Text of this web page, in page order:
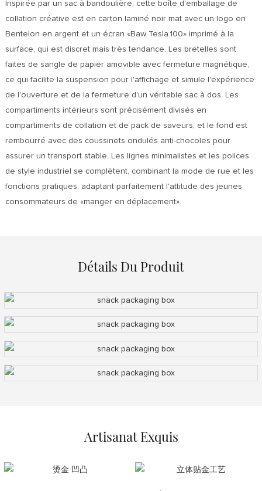
Inspirée par un sac à bandoulière, cette boîte d'emballage de
collation créative est en carton laminé noir mat avec un logo en
Bentelon en argent et un écran «Baw Tesla.100» imprimé à la
surface, qui est discret mais très tendance. Les bretelles sont
faites de sangle de papier amovible avec fermeture magnétique,
ce qui facilite la suspension pour l'affichage et simule l'expérience
de l'ouverture et de la fermeture d'un véritable sac à dos. Les
compartiments intérieurs sont précisément divisés en
compartiments de collation et de pack de saveurs, et le fond est
rembourré avec des coussinets ondulés anti-chocoles pour
assurer un transport stable. Les lignes minimalistes et les polices
de style industriel se complètent, combinant la mode de rue et les
fonctions pratiques, adaptant parfaitement l'attitude des jeunes
consommateurs de «manger en déplacement».
Détails Du Produit
Artisanat Exquis